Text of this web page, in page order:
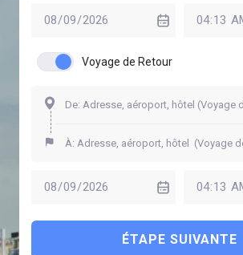
Voyage de Retour
ÉTAPE SUIVANTE